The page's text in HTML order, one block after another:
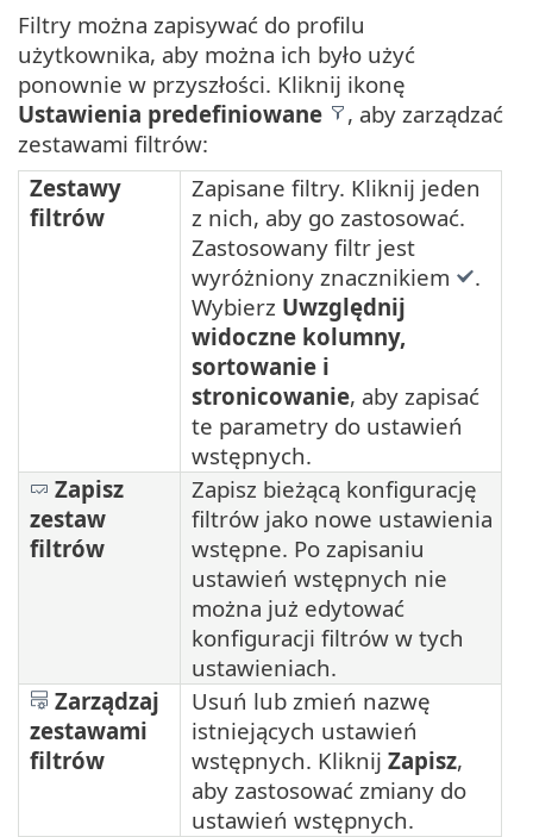
Filtry można zapisywać do profilu
użytkownika, aby można ich było użyć
ponownie w przyszłości. Kliknij ikonę
Ustawienia predefiniowane
, aby zarządzać
zestawami filtrów:
Zestawy
filtrów
Zapisane filtry. Kliknij jeden
z nich, aby go zastosować.
Zastosowany filtr jest
wyróżniony znacznikiem
.
Wybierz Uwzględnij
widoczne kolumny,
sortowanie i
stronicowanie, aby zapisać
te parametry do ustawień
wstępnych.
Zapisz
zestaw
filtrów
Zapisz bieżącą konfigurację
filtrów jako nowe ustawienia
wstępne. Po zapisaniu
ustawień wstępnych nie
można już edytować
konfiguracji filtrów w tych
ustawieniach.
Zarządzaj
zestawami
filtrów
Usuń lub zmień nazwę
istniejących ustawień
wstępnych. Kliknij Zapisz,
aby zastosować zmiany do
ustawień wstępnych.